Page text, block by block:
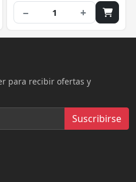
− 1 +
para recibir ofertas y
Suscribirse